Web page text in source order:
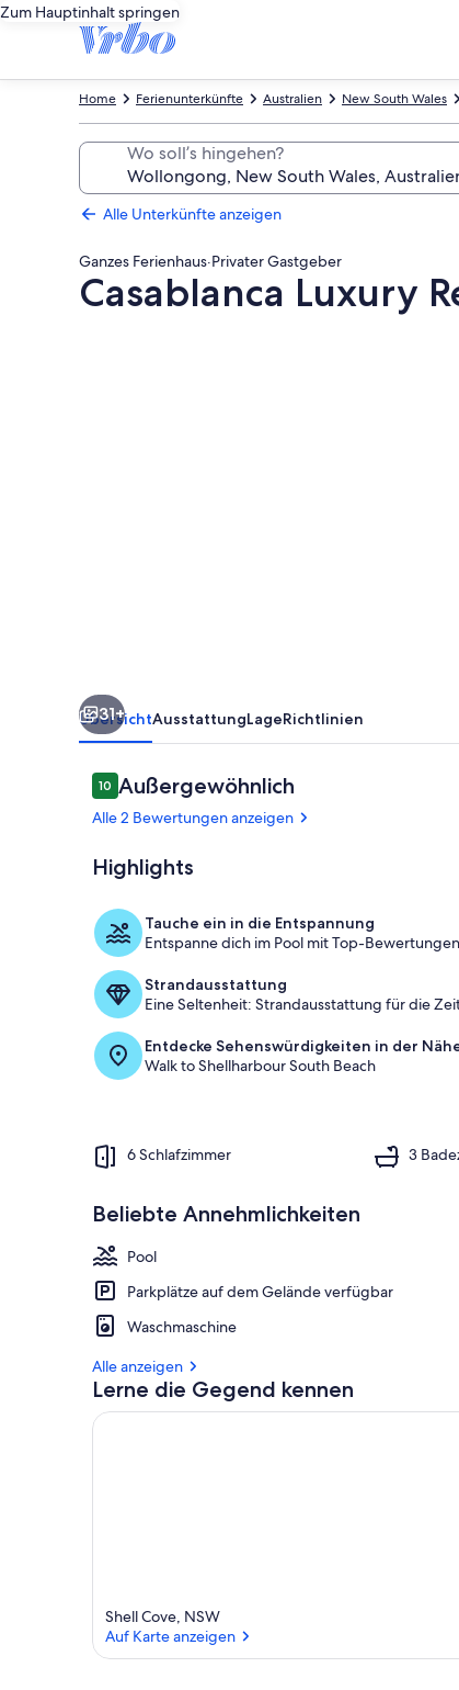
Zum Hauptinhalt springen
New South Wales
Australien
Ferienunterkünfte
Home
Wo soll’s hingehen?
Alle Unterkünfte anzeigen
Ganzes Ferienhaus·Privater Gastgeber
Casablanca Luxury
31+
ÜbersichtAusstattungLageRichtlinien
Bewertungen
1010 von 10.
Außergewöhnlich
Alle 2 Bewertungen anzeigen
Highlights
Tauche ein in die Entspannung
Entspanne dich im Pool mit Top-
Strandausstattung
Eine Seltenheit: Strandausstattung für die
Entdecke Sehenswürdigkeiten in der
Walk to Shellharbour South Beach
6 Schlafzimmer 3
Beliebte Annehmlichkeiten
Pool
Parkplätze auf dem Gelände verfügbar
Waschmaschine
Alle anzeigen
Lerne die Gegend kennen
Shell Cove, NSW
Auf Karte anzeigen